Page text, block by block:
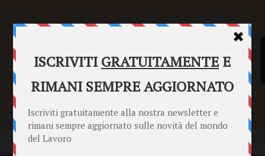
SENTENZE FORMULARI PUNTO INFORMAZIONI
Home News Comunicazione interna digitale: progettare gruppi